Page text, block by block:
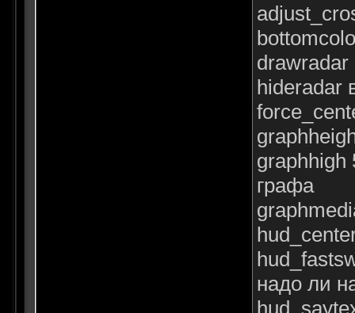
drawradar
hideradar
graphhigh
графа
надо ли